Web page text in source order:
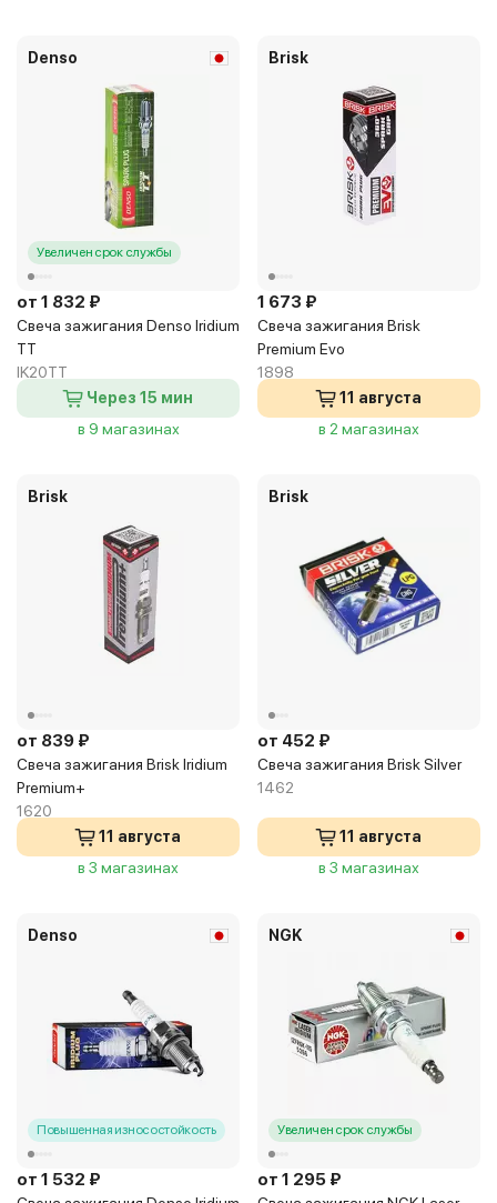
Denso
Увеличен срок службы
от 1 832 ₽
Свеча зажигания Denso Iridium
TT
IK20TT
Через 15 мин
в 9 магазинах
Brisk
1 673 ₽
Свеча зажигания Brisk
Premium Evo
1898
11 августа
в 2 магазинах
Brisk
от 839 ₽
Свеча зажигания Brisk Iridium
Premium+
1620
11 августа
в 3 магазинах
Brisk
от 452 ₽
Свеча зажигания Brisk Silver
1462
11 августа
в 3 магазинах
Denso
Повышенная износостойкость
от 1 532 ₽
NGK
Увеличен срок службы
от 1 295 ₽